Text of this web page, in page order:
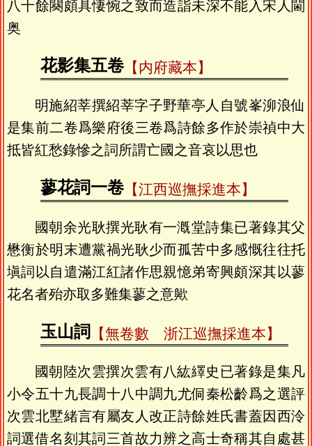
八十餘闋頗具悽惋之致而造詣未深不能入宋人閫
奥
花影集五卷【内府藏本】
明施紹莘撰紹莘字子野華亭人自號峯泖浪仙
是集前二卷爲樂府後三卷爲詩餘多作於崇禎中大
抵皆紅愁錄慘之詞所謂亡國之音哀以思也
蓼花詞一卷【江西巡撫採進本】
國朝余光耿撰光耿有一漑堂詩集已著錄其父
懋衡於明末遭黨禍光耿少而孤苦中多感慨往往托
塡詞以自遣滿江紅諸作思親憶弟寄興頗深其以蓼
花名者殆亦取多難集蓼之意歟
玉山詞 【無卷數 浙江巡撫採進本】
國朝陸次雲撰次雲有八紘繹史已著錄是集凡
小令五十九長調十八中調九尤侗秦松齡爲之選評
次雲北墅緒言有屬友人改正詩餘姓氏書蓋因西泠
詞選借名刻其詞三首故力辨之高士奇稱其自處甚